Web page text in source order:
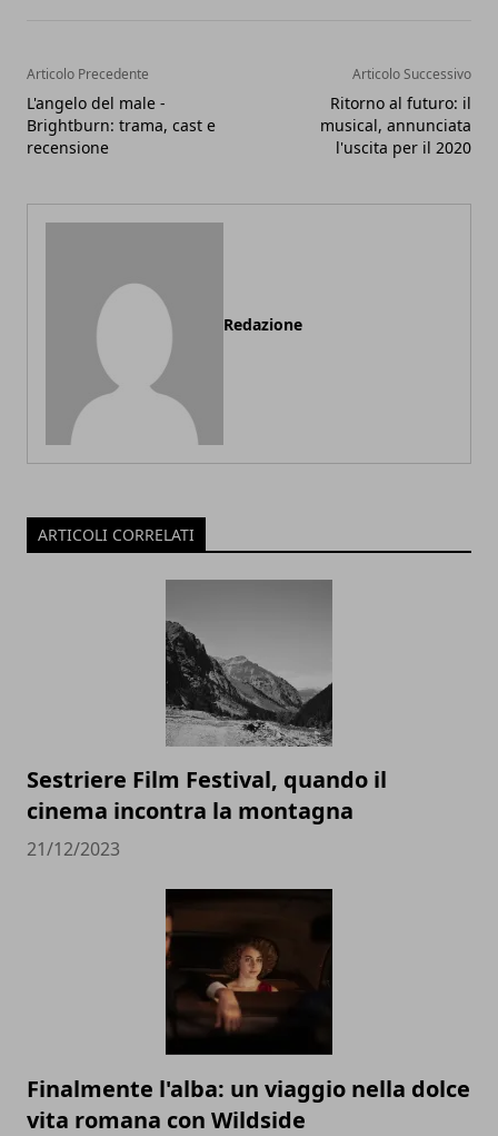
Articolo Precedente
L'angelo del male -
Brightburn: trama, cast e
recensione
Articolo Successivo
Ritorno al futuro: il
musical, annunciata
l'uscita per il 2020
Redazione
ARTICOLI CORRELATI
Sestriere Film Festival, quando il
cinema incontra la montagna
21/12/2023
Finalmente l'alba: un viaggio nella dolce
vita romana con Wildside